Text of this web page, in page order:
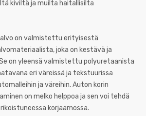
kiviltä ja muilta haitallisilta
on valmistettu erityisestä
joka on kestävä ja
on yleensä valmistettu polyuretaanista
eri väreissä ja tekstuurissa
ja väreihin. Auton korin
on melko helppoa ja sen voi tehdä
korjaamossa.